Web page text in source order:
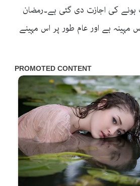
ہونے کی اجازت دی گئی ہے۔رمضان
مہینہ ہے اور عام طور پر اس مہینے